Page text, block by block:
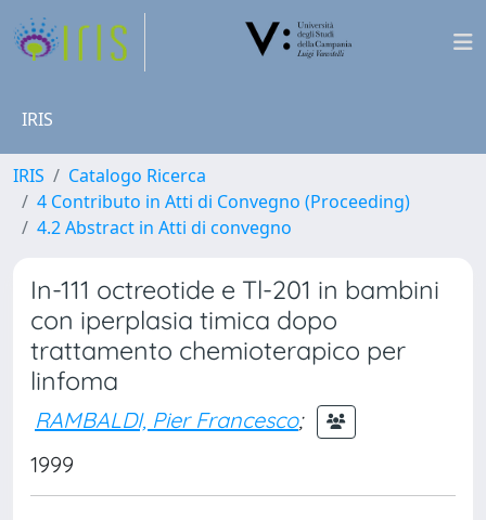
IRIS
IRIS
Catalogo Ricerca
4 Contributo in Atti di Convegno (Proceeding)
4.2 Abstract in Atti di convegno
In-111 octreotide e Tl-201 in bambini
con iperplasia timica dopo
trattamento chemioterapico per
linfoma
RAMBALDI, Pier Francesco;
1999